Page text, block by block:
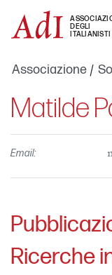
DEGLI
ITALIANISTI
Associazione
Matilde
Email:
Ricerche